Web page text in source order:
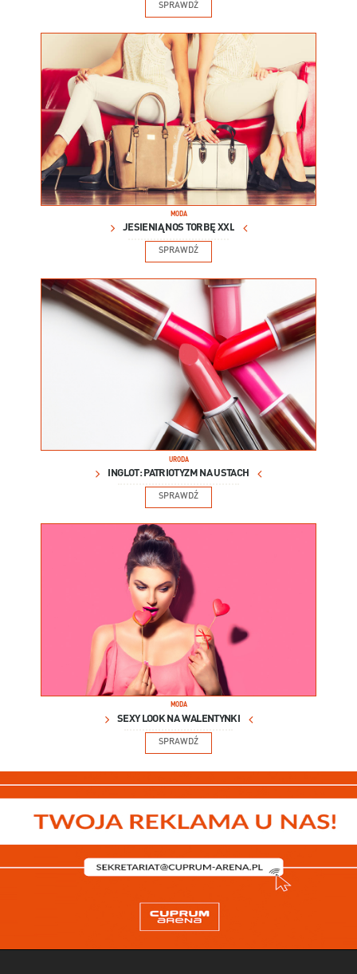
SPRAWDŹ
MODA
JESIENIĄ NOŚ TORBĘ XXL
SPRAWDŹ
URODA
INGLOT: PATRIOTYZM NA USTACH
SPRAWDŹ
MODA
SEXY LOOK NA WALENTYNKI
SPRAWDŹ